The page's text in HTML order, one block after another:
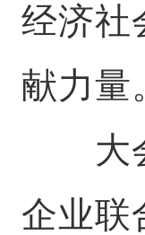
经济社
献力量
大会
企业联